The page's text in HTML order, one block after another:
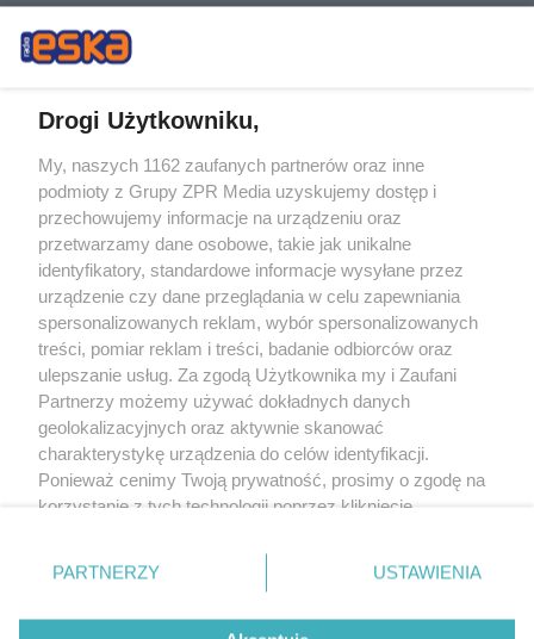
Żaden utwór zamieszczony w serwisie nie może być powielany i
rozpowszechniany lub dalej rozpowszechniany w jakikolwiek sposób (w
tym także elektroniczny lub mechaniczny) na jakimkolwiek polu
eksploatacji w jakiejkolwiek formie, włącznie z umieszczaniem w Internecie
bez pisemnej zgody właściciela praw. Jakiekolwiek użycie lub
wykorzystanie utworów w całości lub w części z naruszeniem prawa, tzn.
bez właściwej zgody, jest zabronione pod groźbą kary i może być ścigane
prawnie.
O nas
Drogi Użytkowniku,
My, naszych 1162 zaufanych partnerów oraz inne
podmioty z Grupy ZPR Media uzyskujemy dostęp i
przechowujemy informacje na urządzeniu oraz
przetwarzamy dane osobowe, takie jak unikalne
identyfikatory, standardowe informacje wysyłane przez
urządzenie czy dane przeglądania w celu zapewniania
spersonalizowanych reklam, wybór spersonalizowanych
treści, pomiar reklam i treści, badanie odbiorców oraz
ulepszanie usług. Za zgodą Użytkownika my i Zaufani
Partnerzy możemy używać dokładnych danych
geolokalizacyjnych oraz aktywnie skanować
charakterystykę urządzenia do celów identyfikacji.
Ponieważ cenimy Twoją prywatność, prosimy o zgodę na
korzystanie z tych technologii poprzez kliknięcie
zmienić/wycofać klikając przycisk ustawień prywatności
znajdujący się w lewym dolnym rogu strony
rodzaje przetwarzania danych nie wymagają zgody
PARTNERZY USTAWIENIA